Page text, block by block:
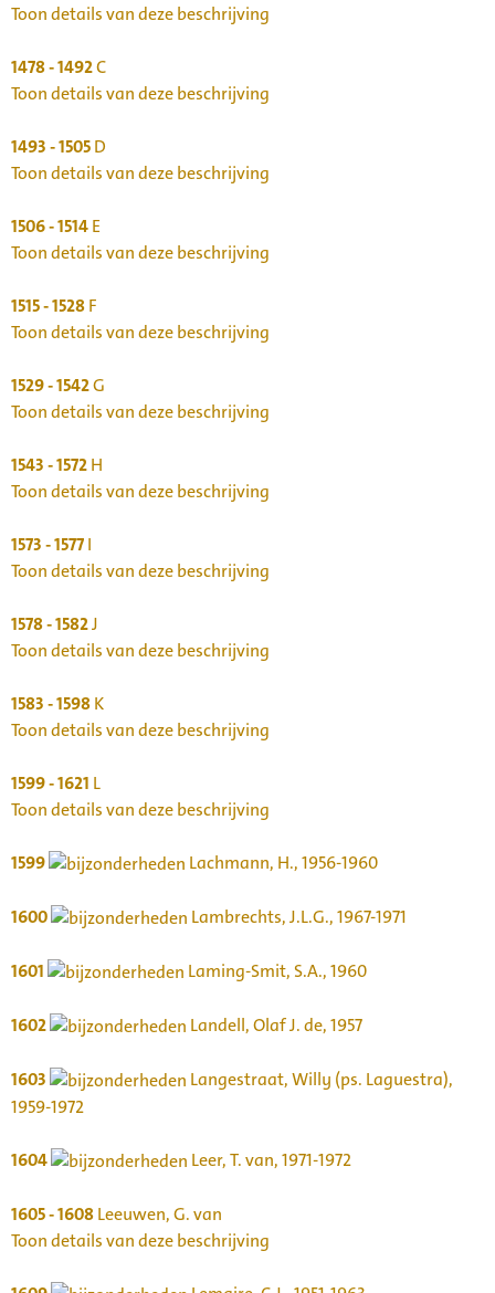
Toon details van deze beschrijving
1478 - 1492C
Toon details van deze beschrijving
1493 - 1505D
Toon details van deze beschrijving
1506 - 1514E
Toon details van deze beschrijving
1515 - 1528F
Toon details van deze beschrijving
1529 - 1542G
Toon details van deze beschrijving
1543 - 1572H
Toon details van deze beschrijving
1573 - 1577I
Toon details van deze beschrijving
1578 - 1582J
Toon details van deze beschrijving
1583 - 1598K
Toon details van deze beschrijving
1599 - 1621 L
Toon details van deze beschrijving
1599 Lachmann, H., 1956-1960
1600 Lambrechts, J.L.G., 1967-1971
1601 Laming-Smit, S.A., 1960
1602 Landell, Olaf J. de, 1957
1603
Langestraat, Willy (ps. Laguestra),
1959-1972
1604 Leer, T. van, 1971-1972
1605 - 1608Leeuwen, G. van
Toon details van deze beschrijving